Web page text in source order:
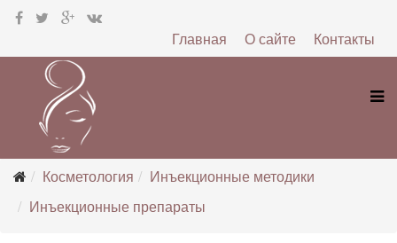
Контакты
О сайте
Главная
Косметология
Инъекционные методики
Инъекционные препараты